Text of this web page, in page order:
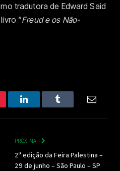
tradutora de Edward Said
“Freud e os Não-
LinkedInTumblr
PRÓXIMA
2ª edição da Feira Palestina –
29 de junho – São Paulo – SP